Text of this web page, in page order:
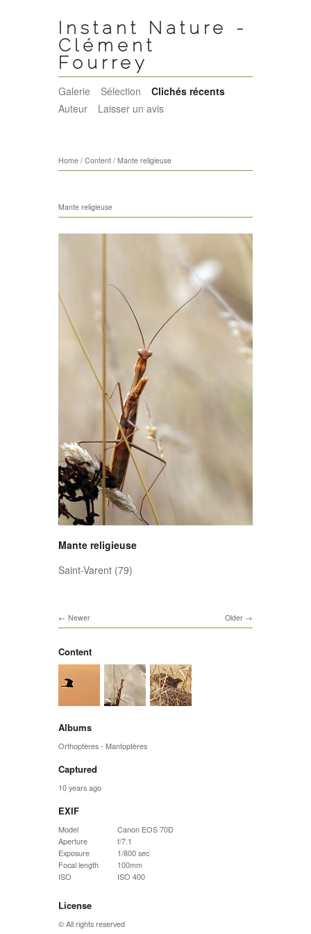
Instant Nature -
Clément
Fourrey
Galerie Sélection
Clichés récents
Auteur
Laisser un avis
Home / Content / Mante religieuse
Mante religieuse
Mante religieuse
Saint-Varent (79)
Older
Newer
Content
Albums
Orthoptères - Mantoptères
Captured
10 years ago
EXIF
Model
Canon EOS 70D
Aperture
f/7.1
Exposure
1/800 sec
Focal length
100mm
ISO
ISO 400
License
© All rights reserved